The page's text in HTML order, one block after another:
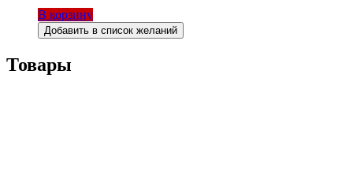
В корзину
Добавить в список желаний
Товары